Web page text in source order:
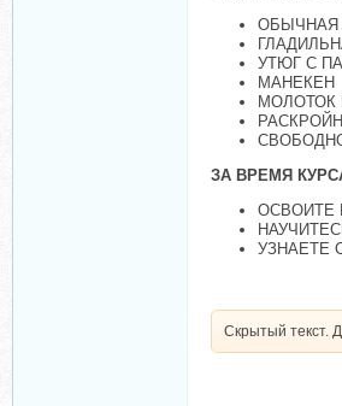
ОБЫЧНАЯ
УТЮГ С
МАНЕКЕН
МОЛОТОК
ЗА ВРЕМЯ
ОСВОИТЕ
УЗНАЕТЕ
Скрытый текст.